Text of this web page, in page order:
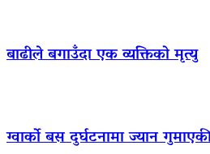
बाढीले बगाउँदा एक व्यक्तिको मृत्यु
ग्वार्को बस दुर्घटनामा ज्यान